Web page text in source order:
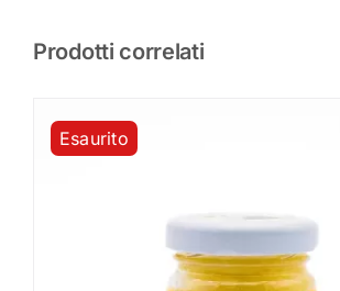
Prodotti correlati
Esaurito